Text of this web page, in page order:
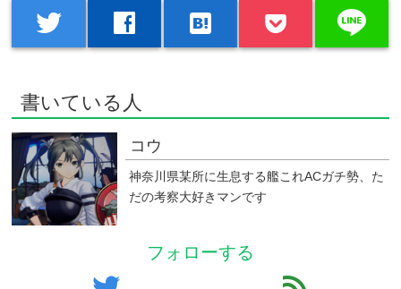
twitter facebook hatenabookmark line
書いている人
コウ
神奈川県某所に生息する艦これACガチ勢、た
だの考察大好きマンです
フォローする